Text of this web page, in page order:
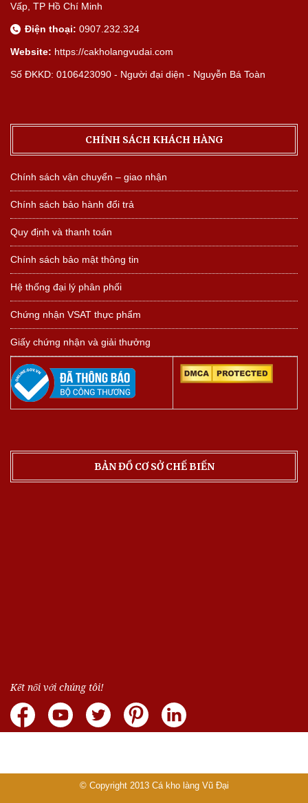
Vấp, TP Hồ Chí Minh
Điện thoại: 0907.232.324
Website: https://cakholangvudai.com
Số ĐKKD: 0106423090 - Người đại diện - Nguyễn Bá Toàn
CHÍNH SÁCH KHÁCH HÀNG
Chính sách vận chuyển – giao nhận
Chính sách bảo hành đổi trả
Quy định và thanh toán
Chính sách bảo mật thông tin
Hệ thống đại lý phân phối
Chứng nhận VSAT thực phẩm
Giấy chứng nhận và giải thưởng
BẢN ĐỒ CƠ SỞ CHẾ BIẾN
Kết nối với chúng tôi!
© Copyright 2013 Cá kho làng Vũ Đại